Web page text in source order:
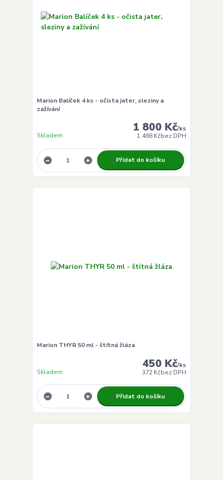
Marion Balíček 4 ks - očista jater, sleziny a
zažívání
1 800 Kč/ks
1 488 Kčbez DPH
Skladem
Přidat do košíku
Marion THYR 50 ml - štítná žláza
450 Kč/ks
372 Kčbez DPH
Skladem
Přidat do košíku